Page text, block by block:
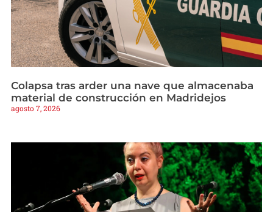
Colapsa tras arder una nave que almacenaba
material de construcción en Madridejos
agosto 7, 2026